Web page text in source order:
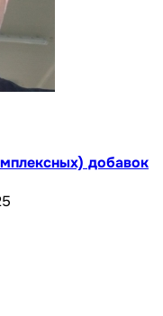
добавок